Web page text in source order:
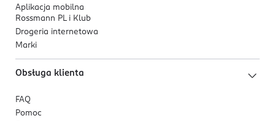
Aplikacja mobilna
Rossmann PL i Klub
Drogeria internetowa
Marki
Obsługa klienta
FAQ
Pomoc